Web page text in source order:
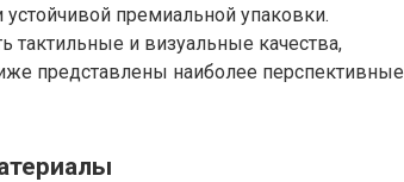
премиальной упаковки.
и визуальные качества,
представлены наиболее перспективные